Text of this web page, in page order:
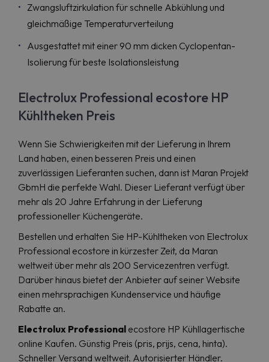
Zwangsluftzirkulation für schnelle Abkühlung und
gleichmäßige Temperaturverteilung
Ausgestattet mit einer 90 mm dicken Cyclopentan-
Isolierung für beste Isolationsleistung
Electrolux Professional ecostore HP
Kühltheken Preis
Wenn Sie Schwierigkeiten mit der Lieferung in Ihrem
Land haben, einen besseren Preis und einen
zuverlässigen Lieferanten suchen, dann ist Maran Projekt
GbmH die perfekte Wahl. Dieser Lieferant verfügt über
mehr als 20 Jahre Erfahrung in der Lieferung
professioneller Küchengeräte.
Bestellen und erhalten Sie HP-Kühltheken von Electrolux
Professional ecostore in kürzester Zeit, da Maran
weltweit über mehr als 200 Servicezentren verfügt.
Darüber hinaus bietet der Anbieter auf seiner Website
einen mehrsprachigen Kundenservice und häufige
Rabatte an.
Electrolux Professional ecostore HP Kühllagertische
online Kaufen. Günstig Preis (pris, prijs, cena, hinta).
Schneller Versand weltweit. Autorisierter Händler.